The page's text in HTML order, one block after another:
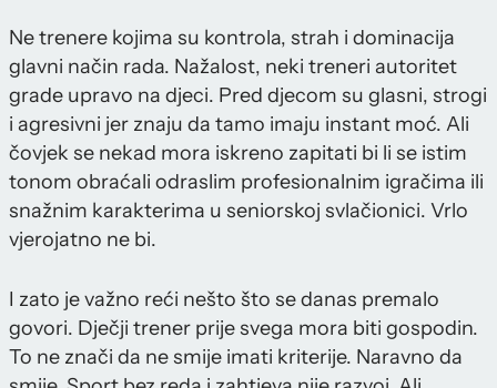
Ne trenere kojima su kontrola, strah i dominacija
glavni način rada. Nažalost, neki treneri autoritet
grade upravo na djeci. Pred djecom su glasni, strogi
i agresivni jer znaju da tamo imaju instant moć. Ali
čovjek se nekad mora iskreno zapitati bi li se istim
tonom obraćali odraslim profesionalnim igračima ili
snažnim karakterima u seniorskoj svlačionici. Vrlo
vjerojatno ne bi.
I zato je važno reći nešto što se danas premalo
govori. Dječji trener prije svega mora biti gospodin.
To ne znači da ne smije imati kriterije. Naravno da